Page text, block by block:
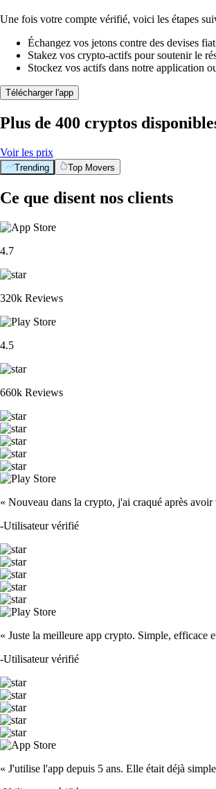
Une fois votre compte vérifié, voici les étapes
Échangez vos jetons contre des devises
Stakez vos crypto-actifs pour soutenir le
Stockez vos actifs dans notre application
Télécharger l'app
Plus de 400 cryptos
Voir les prix
Trending Top Movers
Ce que disent nos clients
4.7
320k Reviews
4.5
660k Reviews
« Nouveau dans la crypto, j'ai craqué après
-Utilisateur vérifié
« Juste la meilleure app crypto. Simple, efficace
-Utilisateur vérifié
« J'utilise l'app depuis 5 ans. Elle était déjà